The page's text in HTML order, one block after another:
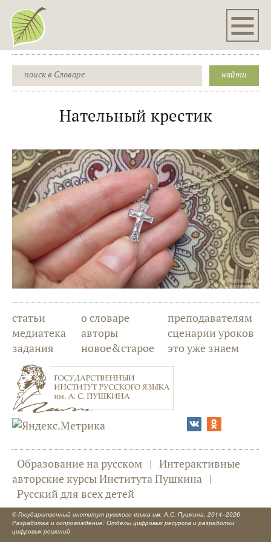
Нательный крестик
статьи
медиатека
задания
о словаре
авторы
новое&старое
преподавателям
сценарии уроков
это уже знаем
Образование на русском | Интерактивные
авторские курсы Института Пушкина |
Русский для всех детей
© Государственный институт русского языка им. А.С. Пушкина, 2014–2026
Разработка и сопровождение: Отделы цифровых ресурсов и разработки
цифровых решений